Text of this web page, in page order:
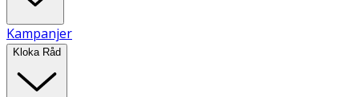
Kampanjer
Kloka Råd